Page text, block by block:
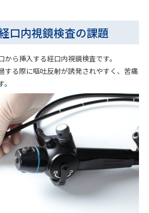
口内視鏡検査の課題
から挿入する経口内視鏡検査です。
する際に嘔吐反射が誘発されやすく、苦痛